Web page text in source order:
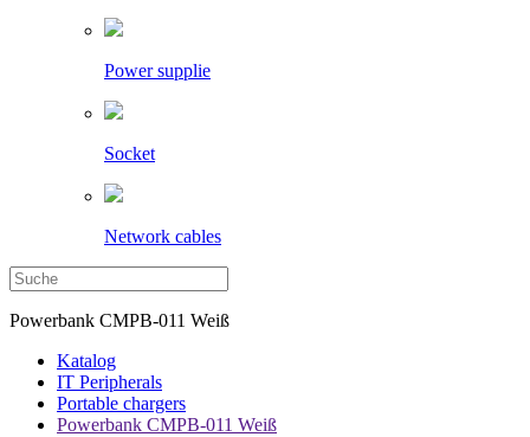
Power supplie
Socket
Network cables
Powerbank CMPB-011 Weiß
Katalog
IT Peripherals
Portable chargers
Powerbank CMPB-011 Weiß